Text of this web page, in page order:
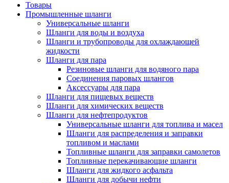
Товары
Промышленные шланги
Универсальные шланги
Шланги для воды и воздуха
Шланги и трубопроводы для охлаждающей
жидкости
Шланги для пара
Резиновые шланги для водяного пара
Cоединения паровых шлангов
Аксессуары для пара
Шланги для пищевых веществ
Шланги для химических веществ
Шланги для нефтепродуктов
Универсальные шланги для топлива и масел
Шланги для распределения и заправки
топливом и маслами
Топливные шланги для заправки самолетов
Топливные перекачивающие шланги
Шланги для жидкого асфальта
Шланги для добычи нефти